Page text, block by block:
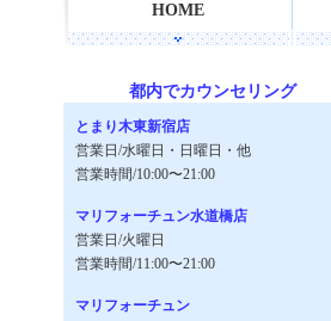
HOME
都内でカウンセリング
とまり木東新宿店
営業日/水曜日・日曜日・他
営業時間/10:00〜21:00
マリフォーチュン水道橋店
営業日/火曜日
営業時間/11:00〜21:00
マリフォーチュン